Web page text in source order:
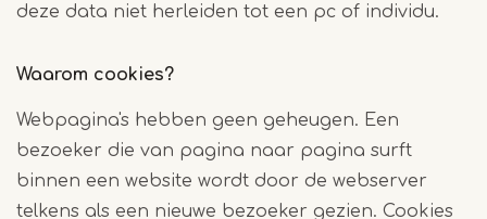
deze data niet herleiden tot een pc of individu.
Waarom cookies?
Webpagina's hebben geen geheugen. Een
bezoeker die van pagina naar pagina surft
binnen een website wordt door de webserver
telkens als een nieuwe bezoeker gezien. Cookies